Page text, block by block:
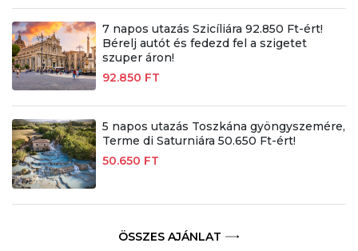
7 napos utazás Szicíliára 92.850 Ft-ért!
Bérelj autót és fedezd fel a szigetet
szuper áron!
92.850 FT
5 napos utazás Toszkána gyöngyszemére,
Terme di Saturniára 50.650 Ft-ért!
50.650 FT
ÖSSZES AJÁNLAT